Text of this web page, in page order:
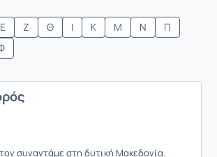
Ε Ζ Θ Ι Κ Μ Ν
Π
συναντάμε στη δυτική Μακεδονία.